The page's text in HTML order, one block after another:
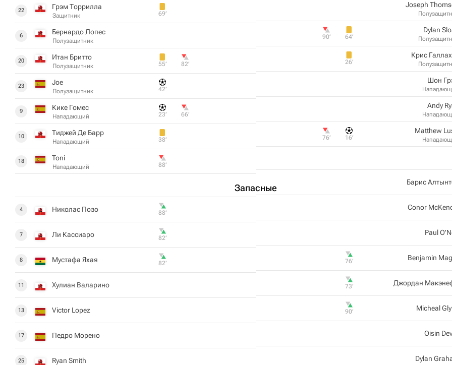
22 Грэм Торрилла
Защитник 69‎’‎
6 Бернардо Лопес
Полузащитник
20 Итан Бритто
Полузащитник 55‎’‎ 82‎’‎
23 Joe
Полузащитник 42‎’‎
9 Кике Гомес
Нападающий 23‎’‎ 66‎’‎
10 Тиджей Де Барр
Нападающий 38‎’‎
18 Toni
Нападающий 88‎’‎
Запасные
4 Николас Позо 88‎’‎
7 Ли Кассиаро 82‎’‎
8 Мустафа Яхая 82‎’‎
11 Хулиан Валарино
13 Victor Lopez
17 Педро Морено
25 Ryan Smith
Joseph
Dylan
64‎’‎
90‎’‎
Крис
26‎’‎
Шон
Andy
Matthew
16‎’‎
76‎’‎
Барис
Conor
Paul
Benjamin
76‎’‎
Джордан
73‎’‎
Micheal
90‎’‎
Oisin
Dylan